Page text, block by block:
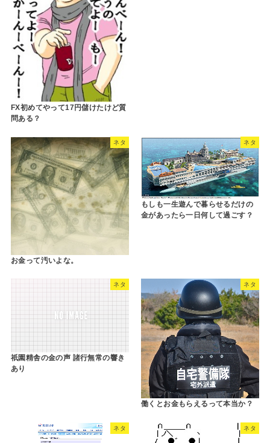
FX初めてやって17円儲けたけど質
問ある？
ネタ
お金って汚いよな。
ネタ
もしも一生遊んで暮らせるだけの
金があったら一日何して過ごす？
ネタ
祇園精舎の金の声 諸行無常の響き
あり
ネタ
働くとお金もらえるって本当か？
ネタ ネタ